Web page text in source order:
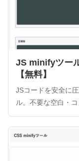
JS minifyツー
【無料】
JSコードを安全に
ル。不要な空白・
イルサイズを軽量
ないためセキュリ
機能も搭載。